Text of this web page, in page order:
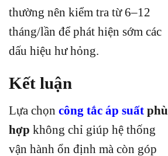
thường nên kiểm tra từ 6–12
tháng/lần để phát hiện sớm các
dấu hiệu hư hỏng.
Kết luận
Lựa chọn công tắc áp suất phù
hợp không chỉ giúp hệ thống
vận hành ổn định mà còn góp